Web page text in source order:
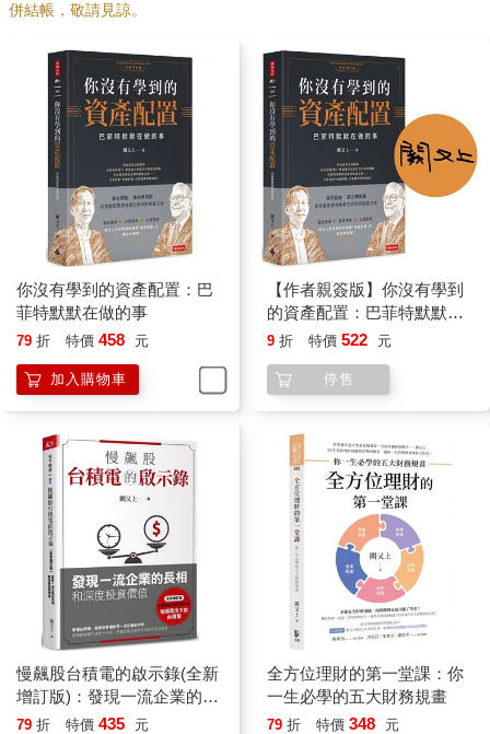
相較之下，投資哲學就有意義了， 因為它可以讓投資者在股市裡
碰到的許多變數簡化，再依自己的風險承受力和想過生活的方
式，內化成自己的投資哲學，形成一套有系統的投資管理方法。
從出生到往生的五大整體財務規畫
但是再往上走一層，為什麼五大整體財務規畫，又會優先於投資
哲學，變成個人全方位理財的第一門課？這是因為五大整體財務
規畫的內容包括：保險規畫、稅務規畫、投資規畫、退休規畫和
遺產規畫，這個範圍之寬，內容之多，涵蓋了從小到老，從出生
到往生，可以說是一生的理財規畫都盡在其中。
許多人目前會購買股票、基金、房地產和定存來理財， 但這些連
投資規畫都還算不上，充其量只是投資規畫下，管理操作的一個
環節而已。事實上，好的投資規畫必須和其他四個規畫有連結，
而且彼此有協同性與聯合作用。這五大規畫要在同一個大目標下
許多人的投資管理是沒有先做過投資規畫的，或做了但投資規畫
又沒有連結與呼應其他四個計畫，這就沒有達到整體財務規畫的
此外，許多人在五大規畫中，會有某個項目考滿分， 但某個項目
不及格，導致整體結果往往還是不及格，舉例來說，沒有足夠和
恰當的保險規畫，一件意外，就足以撼動甚至摧毀個人或家庭的
財務根基。
還有人在保險上做到滿分，甚至是有超額保障，但也因此耗盡了
資源，造成在投資上沒有適度的配置。一項資金沒有增長，或成
長動能不足的理財，就無法面對侵蝕財富的通膨威脅。
也有人在前面四項規畫都做得極其完美，卻在最後的遺產規畫一
敗塗地，特別是許多事業有成的企業家，往生前沒有任何規畫，
或規畫得不妥，畢生的心血成果，最後非但不能充分發揮作用，
還面臨事業無法傳承而逐漸凋零， 或因而產生傷害性的爭產，用
「功虧一簣」來形容他們一生的理財也不為過。
併結帳，敬請見諒。
你沒有學到的資產配置：巴
菲特默默在做的事
79 折 特價 458 元
加入購物車
【作者親簽版】你沒有學到
的資產配置：巴菲特默默在
做的事
9 折 特價 522 元
停售
慢飆股台積電的啟示錄(全新
增訂版)：發現一流企業的長
相和深度投資價值
79 折 特價 435 元
全方位理財的第一堂課：你
一生必學的五大財務規畫
79 折 特價 348 元